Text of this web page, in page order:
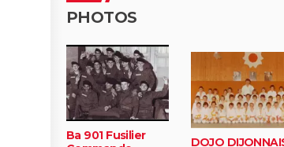
PHOTOS
Ba 901 Fusilier
DOJO